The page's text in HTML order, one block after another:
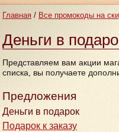
Главная / Все промокоды на
Деньги в
Представляем вам акции
списка, вы получаете
Предложения
Деньги в подарок
Подарок к заказу